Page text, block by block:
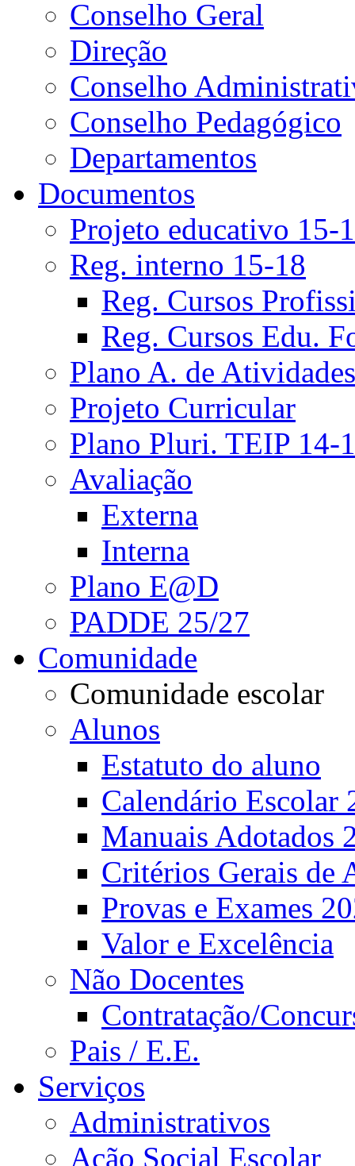
Conselho Geral
Direção
Conselho
Conselho Pedagógico
Departamentos
Documentos
Projeto educativo 15-
Reg. interno 15-18
Reg. Cursos
Reg. Cursos Edu.
Plano A. de Atividades
Projeto Curricular
Plano Pluri. TEIP 14-
Avaliação
Externa
Interna
Plano E@D
PADDE 25/27
Comunidade
Comunidade escolar
Alunos
Estatuto do aluno
Calendário Escolar
Manuais Adotados
Critérios Gerais de
Provas e Exames
Valor e Excelência
Não Docentes
Contratação/
Pais / E.E.
Serviços
Administrativos
Ação Social Escolar